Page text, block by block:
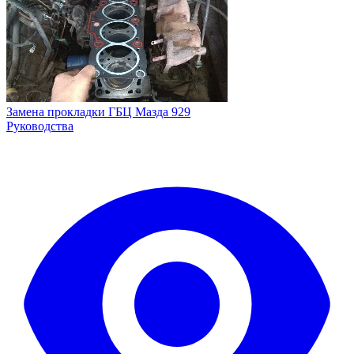
Замена прокладки ГБЦ Мазда 929
Руководства